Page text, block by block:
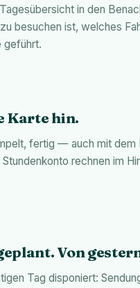
in den
besuchen ist, welches
geführt.
Karte hin.
fertig — auch mit dem
rechnen im
Von
Tag disponiert: